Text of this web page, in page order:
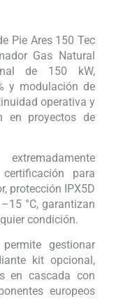
Pie Ares 150 Tec
Gas Natural
de 150 kW,
y modulación de
operativa y
en proyectos de
para
protección IPX5D
°C, garantizan
condición.
gestionar
kit opcional,
en cascada con
europeos